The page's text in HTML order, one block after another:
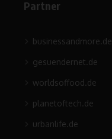
Partner
businessandmore.de
gesuendernet.de
worldsoffood.de
planetoftech.de
urbanlife.de